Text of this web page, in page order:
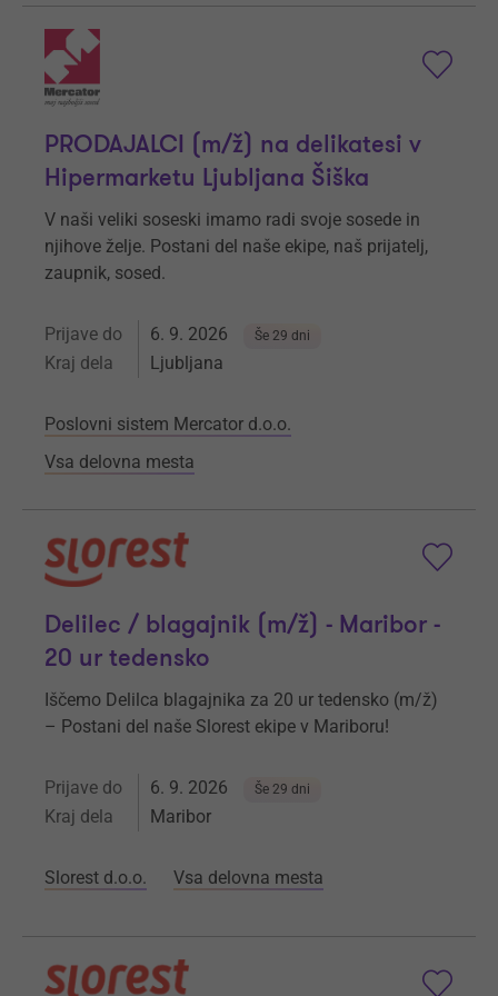
PRODAJALCI (m/ž) na delikatesi v
Hipermarketu Ljubljana Šiška
V naši veliki soseski imamo radi svoje sosede in
njihove želje. Postani del naše ekipe, naš prijatelj,
zaupnik, sosed.
Prijave do 6. 9. 2026 Še 29 dni
Kraj dela Ljubljana
Poslovni sistem Mercator d.o.o.
Vsa delovna mesta
Delilec / blagajnik (m/ž) - Maribor -
20 ur tedensko
Iščemo Delilca blagajnika za 20 ur tedensko (m/ž)
– Postani del naše Slorest ekipe v Mariboru!
Prijave do 6. 9. 2026 Še 29 dni
Kraj dela Maribor
Slorest d.o.o. Vsa delovna mesta